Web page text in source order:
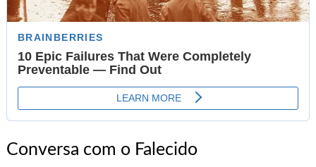
Conversa com o Falecido